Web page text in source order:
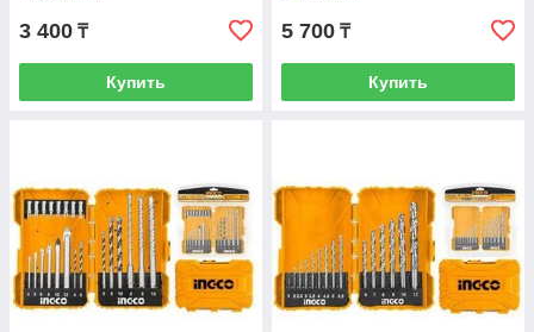
3 400 ₸
Купить
5 700 ₸
Купить